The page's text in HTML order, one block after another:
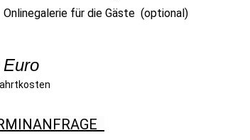
Onlinegalerie für die Gäste (optional)